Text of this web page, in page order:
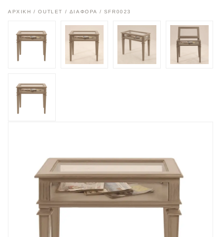
ΑΡΧΙΚΉ /OUTLET / ΔΙΑΦΟΡΑ / SFR0023